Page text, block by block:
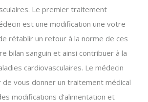
Le premier traitement
est une modification une votre
rétablir un retour à la norme de ces
bilan sanguin et ainsi contribuer à la
cardiovasculaires. Le médecin
vous donner un traitement médical
modifications d’alimentation et